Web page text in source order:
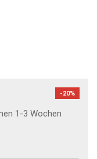
-20%
1-3 Wochen